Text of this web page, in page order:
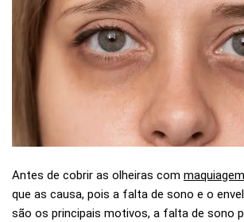
Antes de cobrir as olheiras com maquiagem
que as causa, pois a falta de sono e o
são os principais motivos, a falta de sono